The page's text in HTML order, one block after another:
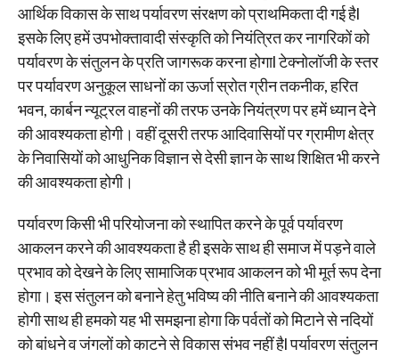
आर्थिक विकास के साथ पर्यावरण संरक्षण को प्राथमिकता दी गई हैl
इसके लिए हमें उपभोक्तावादी संस्कृति को नियंत्रित कर नागरिकों को
पर्यावरण के संतुलन के प्रति जागरूक करना होगाl टेक्नोलॉजी के स्तर
पर पर्यावरण अनुकूल साधनों का ऊर्जा स्रोत ग्रीन तकनीक, हरित
भवन, कार्बन न्यूट्रल वाहनों की तरफ उनके नियंत्रण पर हमें ध्यान देने
की आवश्यकता होगी। वहीं दूसरी तरफ आदिवासियों पर ग्रामीण क्षेत्र
के निवासियों को आधुनिक विज्ञान से देसी ज्ञान के साथ शिक्षित भी करने
की आवश्यकता होगी।
पर्यावरण किसी भी परियोजना को स्थापित करने के पूर्व पर्यावरण
आकलन करने की आवश्यकता है ही इसके साथ ही समाज में पड़ने वाले
प्रभाव को देखने के लिए सामाजिक प्रभाव आकलन को भी मूर्त रूप देना
होगा। इस संतुलन को बनाने हेतु भविष्य की नीति बनाने की आवश्यकता
होगी साथ ही हमको यह भी समझना होगा कि पर्वतों को मिटाने से नदियों
को बांधने व जंगलों को काटने से विकास संभव नहीं हैl पर्यावरण संतुलन